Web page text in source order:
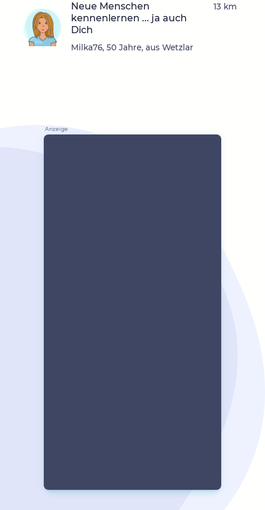
Neue Menschen
kennenlernen ... ja auch
Dich
Milka76, 50 Jahre, aus Wetzlar
13 km